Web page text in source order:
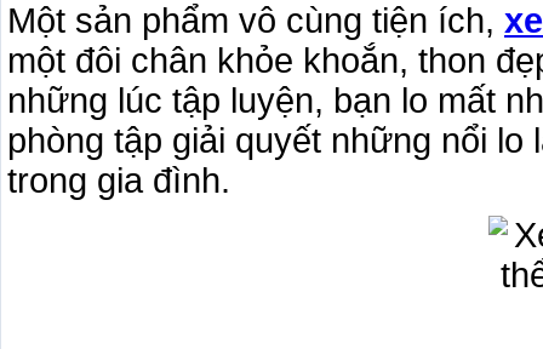
Một sản phẩm vô cùng tiện ích,
một đôi chân khỏe khoắn, thon
những lúc tập luyện, bạn lo mất
phòng tập giải quyết những nổi
trong gia đình.